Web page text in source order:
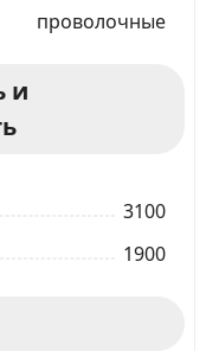
проволочные
и
3100
1900
персональных